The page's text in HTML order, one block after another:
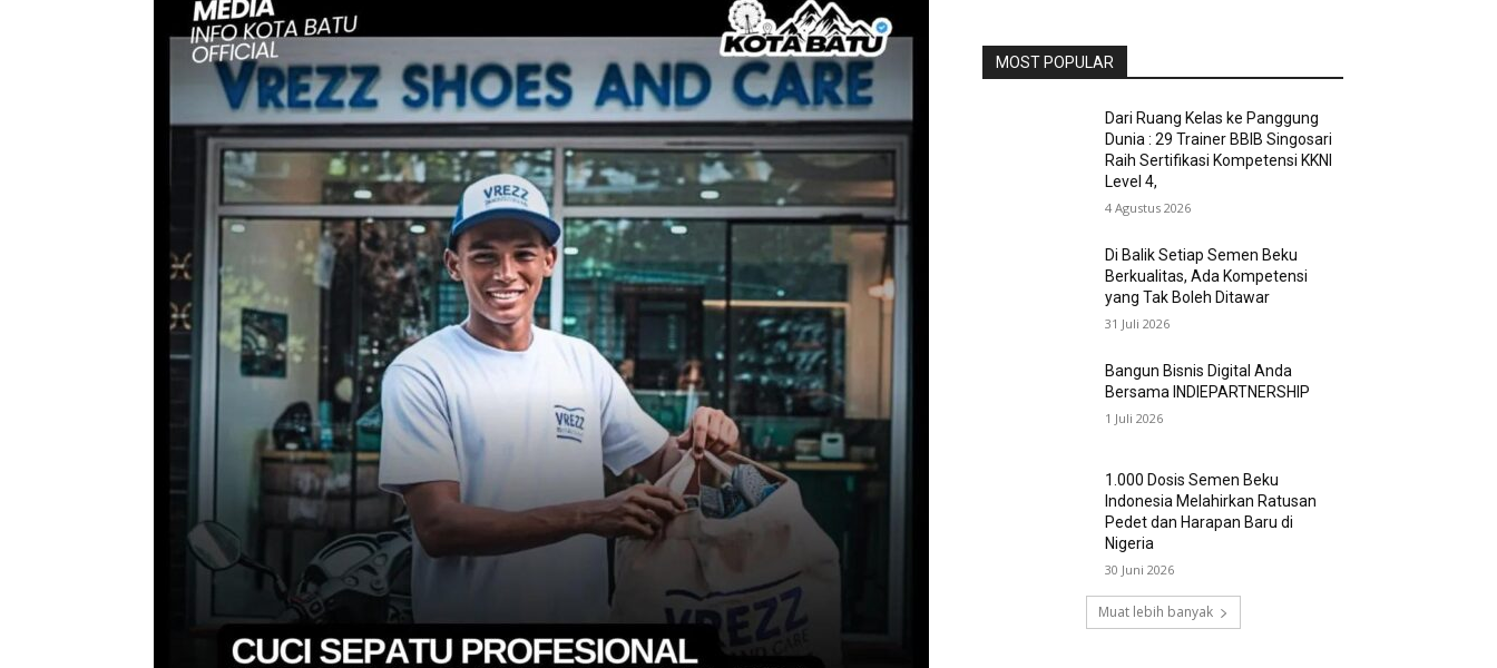
MOST POPULAR
Dari Ruang Kelas ke Panggung
Dunia : 29 Trainer BBIB Singosari
Raih Sertifikasi Kompetensi KKNI
Level 4,
4 Agustus 2026
Di Balik Setiap Semen Beku
Berkualitas, Ada Kompetensi
yang Tak Boleh Ditawar
31 Juli 2026
Bangun Bisnis Digital Anda
Bersama INDIEPARTNERSHIP
1 Juli 2026
1.000 Dosis Semen Beku
Indonesia Melahirkan Ratusan
Pedet dan Harapan Baru di
Nigeria
30 Juni 2026
Muat lebih banyak